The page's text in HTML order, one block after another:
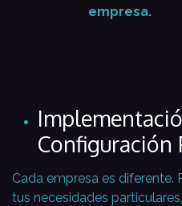
empresa.
Configuración
Cada empresa es
tus necesidades